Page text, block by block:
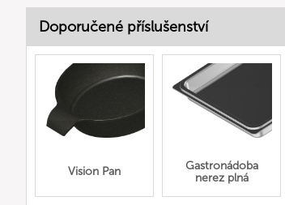
Doporučené příslušenství
Vision Pan
Gastronádoba
nerez plná